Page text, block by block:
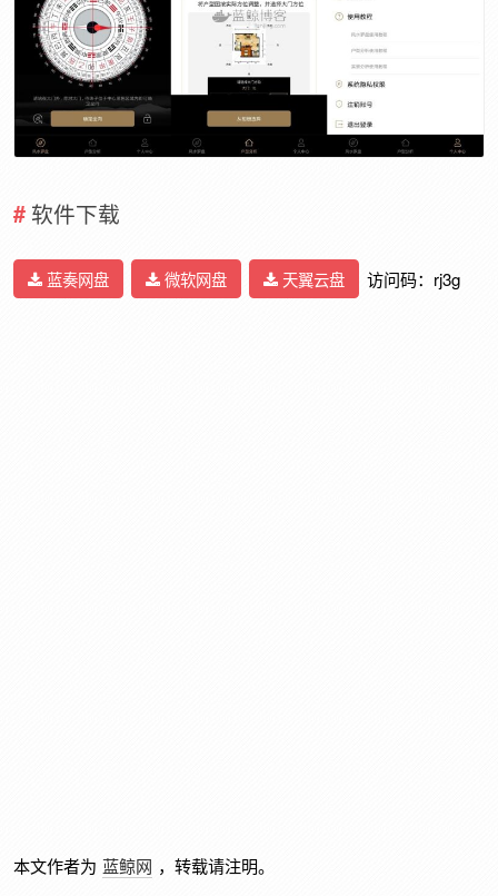
软件下载
蓝奏网盘 微软网盘 天翼云盘 访问码：rj3g
本文作者为 蓝鲸网 ，转载请注明。